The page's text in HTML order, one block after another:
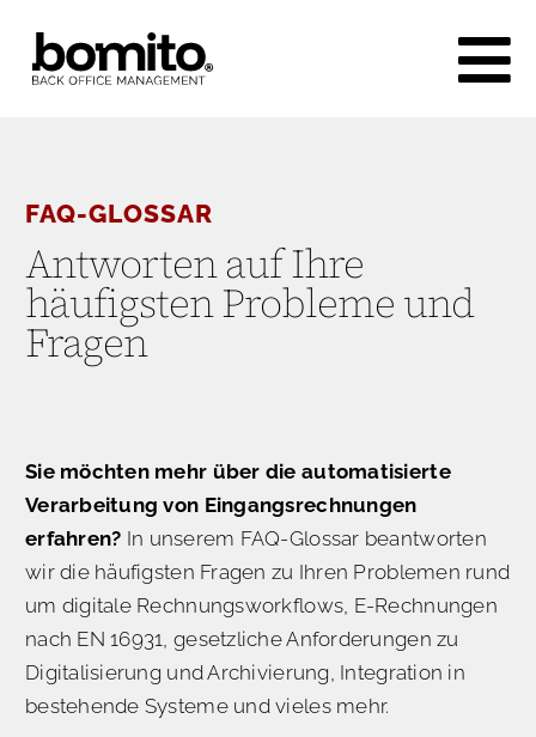
content
FAQ-GLOSSAR
Antworten auf Ihre
häufigsten Probleme und
Fragen
Sie möchten mehr über die automatisierte
Verarbeitung von Eingangsrechnungen
erfahren? In unserem FAQ-Glossar beantworten
wir die häufigsten Fragen zu Ihren Problemen rund
um digitale Rechnungsworkflows, E-Rechnungen
nach EN 16931, gesetzliche Anforderungen zu
Digitalisierung und Archivierung, Integration in
bestehende Systeme und vieles mehr.